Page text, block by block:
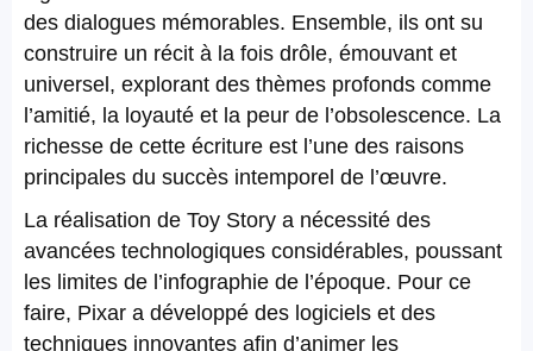
des dialogues mémorables. Ensemble, ils ont su
construire un récit à la fois drôle, émouvant et
universel, explorant des thèmes profonds comme
l’amitié, la loyauté et la peur de l’obsolescence. La
richesse de cette écriture est l’une des raisons
principales du succès intemporel de l’œuvre.
La réalisation de Toy Story a nécessité des
avancées technologiques considérables, poussant
les limites de l’infographie de l’époque. Pour ce
faire, Pixar a développé des logiciels et des
techniques innovantes afin d’animer les